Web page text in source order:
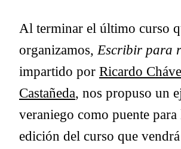
Al terminar el último curso
organizamos, Escribir para
impartido por Ricardo
Castañeda, nos propuso un
veraniego como puente para
edición del curso que